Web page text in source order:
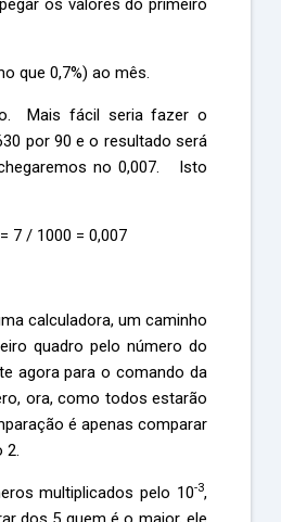
os valores do primeiro
que 0,7%) ao mês.
Mais fácil seria fazer o
por 90 e o resultado será
no 0,007. Isto
7 / 1000 = 0,007
calculadora, um caminho
quadro pelo número do
agora para o comando da
ora, como todos estarão
é apenas comparar
2.
multiplicados pelo 10-3,